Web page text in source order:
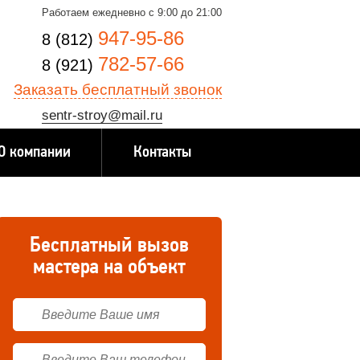
Работаем ежедневно с 9:00 до 21:00
8 (812) 947-95-86
8 (921) 782-57-66
Заказать бесплатный звонок
sentr-stroy@mail.ru
компании Контакты
Бесплатный вызов
мастера на объект